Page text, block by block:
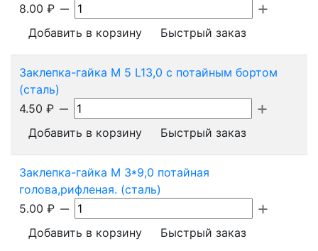
8.00 ₽
Добавить в корзину
Быстрый заказ
Заклепка-гайка М 5 L13,0 с потайным бортом
(сталь)
4.50 ₽
Добавить в корзину
Быстрый заказ
Заклепка-гайка М 3*9,0 потайная
голова,рифленая. (сталь)
5.00 ₽
Добавить в корзину
Быстрый заказ